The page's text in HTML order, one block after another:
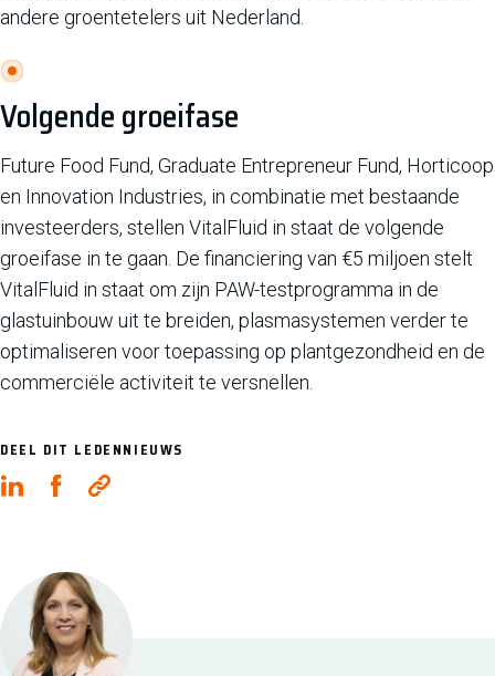
andere groentetelers uit Nederland.
Volgende groeifase
Future Food Fund, Graduate Entrepreneur Fund, Horticoop
en Innovation Industries, in combinatie met bestaande
investeerders, stellen VitalFluid in staat de volgende
groeifase in te gaan. De financiering van €5 miljoen stelt
VitalFluid in staat om zijn PAW-testprogramma in de
glastuinbouw uit te breiden, plasmasystemen verder te
optimaliseren voor toepassing op plantgezondheid en de
commerciële activiteit te versnellen.
DEEL DIT LEDENNIEUWS